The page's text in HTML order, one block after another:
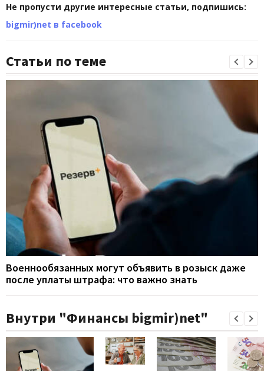
Не пропусти другие интересные статьи, подпишись:
bigmir)net в facebook
Статьи по теме
Военнообязанных могут объявить в розыск даже
после уплаты штрафа: что важно знать
Внутри "Финансы bigmir)net"